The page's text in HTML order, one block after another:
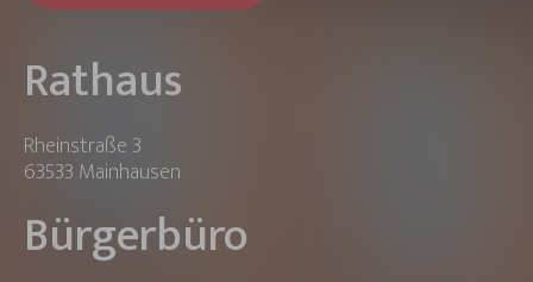
Rathaus
Rheinstraße 3
63533 Mainhausen
Bürgerbüro